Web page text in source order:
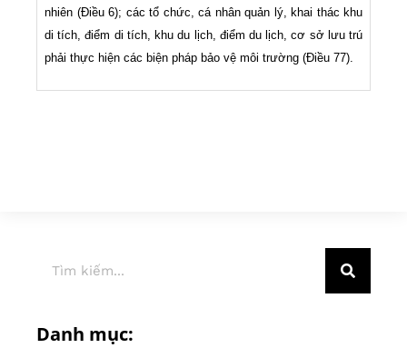
nhiên (Điều 6); các tổ chức, cá nhân quản lý, khai thác khu
di tích, điểm di tích, khu du lịch, điểm du lịch, cơ sở lưu trú
phải thực hiện các biện pháp bảo vệ môi trường (Điều 77).
Danh mục: